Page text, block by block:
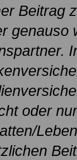
Beitrag
genauso
oder